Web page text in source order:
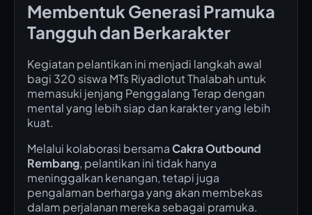
Membentuk Generasi Pramuka
Tangguh dan Berkarakter
Kegiatan pelantikan ini menjadi langkah awal
bagi 320 siswa MTs Riyadlotut Thalabah untuk
memasuki jenjang Penggalang Terap dengan
mental yang lebih siap dan karakter yang lebih
kuat.
Melalui kolaborasi bersamaCakra Outbound
Rembang, pelantikan ini tidak hanya
meninggalkan kenangan, tetapi juga
pengalaman berharga yang akan membekas
dalam perjalanan mereka sebagai pramuka.